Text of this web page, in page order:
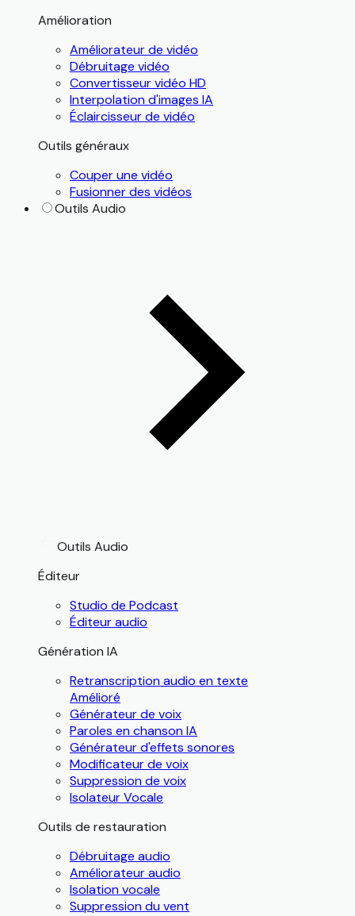
Amélioration
Améliorateur de vidéo
Débruitage vidéo
Convertisseur vidéo HD
Interpolation d'images IA
Éclaircisseur de vidéo
Outils généraux
Couper une vidéo
Fusionner des vidéos
Outils Audio
Outils Audio
Éditeur
Studio de Podcast
Éditeur audio
Génération IA
Retranscription audio en texte
Amélioré
Générateur de voix
Paroles en chanson IA
Générateur d'effets sonores
Modificateur de voix
Suppression de voix
Isolateur Vocale
Outils de restauration
Débruitage audio
Améliorateur audio
Isolation vocale
Suppression du vent